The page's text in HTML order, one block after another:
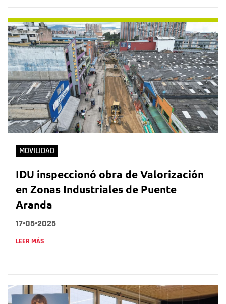
MOVILIDAD
IDU inspeccionó obra de Valorización
en Zonas Industriales de Puente
Aranda
17•05•2025
LEER MÁS